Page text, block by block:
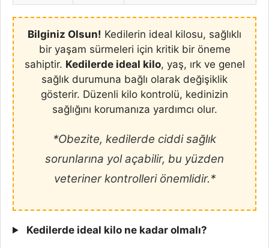
Bilginiz Olsun! Kedilerin ideal kilosu, sağlıklı
bir yaşam sürmeleri için kritik bir öneme
sahiptir. Kedilerde ideal kilo, yaş, ırk ve genel
sağlık durumuna bağlı olarak değişiklik
gösterir. Düzenli kilo kontrolü, kedinizin
sağlığını korumanıza yardımcı olur.
*Obezite, kedilerde ciddi sağlık
sorunlarına yol açabilir, bu yüzden
veteriner kontrolleri önemlidir.*
Kedilerde ideal kilo ne kadar olmalı?